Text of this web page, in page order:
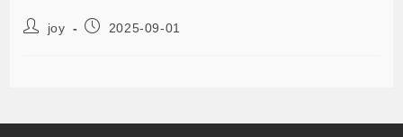
joy 2025-09-01